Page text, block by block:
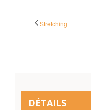
Stretching
DÉTAILS